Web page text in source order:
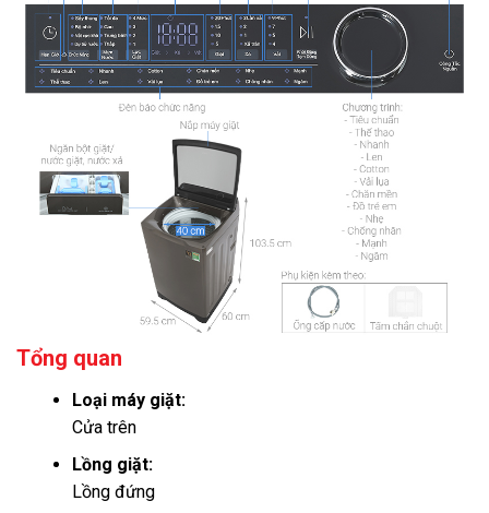
Tổng quan
Loại máy giặt:
Cửa trên
Lồng giặt:
Lồng đứng